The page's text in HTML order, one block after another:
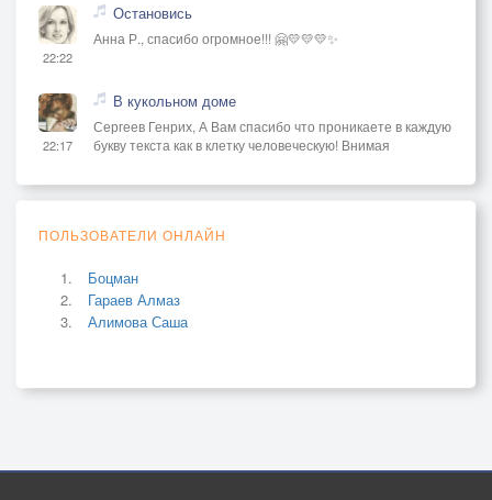
22:22
Остановись
Анна Р., спасибо огромное!!! 🤗💛💛💛✨
22:17
В кукольном доме
Сергеев Генрих, А Вам спасибо что проникаете в каждую
букву текста как в клетку человеческую! Внимая
ПОЛЬЗОВАТЕЛИ ОНЛАЙН
Боцман
Гараев Алмаз
Алимова Саша